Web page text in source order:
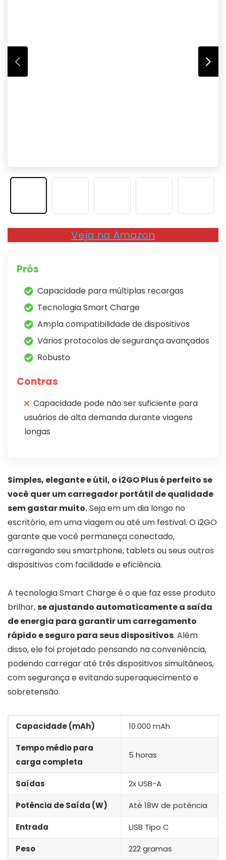
Veja na Amazon
Prós
Capacidade para múltiplas recargas
Tecnologia Smart Charge
Ampla compatibilidade de dispositivos
Vários protocolos de segurança avançados
Robusto
Contras
Capacidade pode não ser suficiente para
usuários de alta demanda durante viagens
longas
Simples, elegante e útil, o i2GO Plus é perfeito se
você quer um carregador portátil de qualidade
sem gastar muito.Seja em um dia longo no
escritório, em uma viagem ou até um festival. O i2GO
garante que você permaneça conectado,
carregando seu smartphone, tablets ou seus outros
dispositivos com facilidade e eficiência.
A tecnologia Smart Charge é o que faz esse produto
brilhar,se ajustando automaticamente a saída
de energia para garantir um carregamento
rápido e seguro para seus dispositivos. Além
disso, ele foi projetado pensando na conveniência,
podendo carregar até três dispositivos simultâneos,
com segurança e evitando superaquecimento e
sobretensão.
Capacidade (mAh) 10.000 mAh
Tempo médio para
carga completa
5 horas
Saídas 2x USB-A
Potência de Saída (W) Até 18W de potência
Entrada USB Tipo C
Peso 222 gramas